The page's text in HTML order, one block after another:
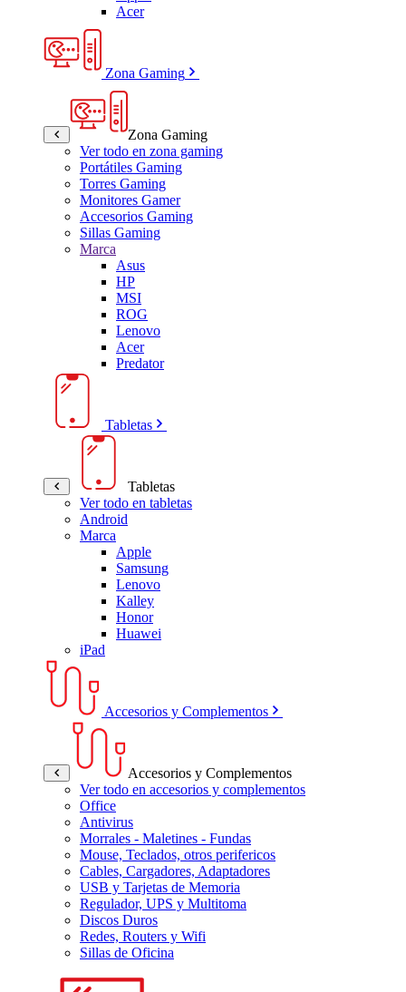
Acer
Zona Gaming
Zona Gaming
Ver todo en zona gaming
Portátiles Gaming
Torres Gaming
Monitores Gamer
Accesorios Gaming
Sillas Gaming
Marca
Asus
HP
MSI
ROG
Lenovo
Acer
Predator
Tabletas
Tabletas
Ver todo en tabletas
Android
Marca
Apple
Samsung
Lenovo
Kalley
Honor
Huawei
iPad
Accesorios y Complementos
Accesorios y Complementos
Ver todo en accesorios y complementos
Office
Antivirus
Morrales - Maletines - Fundas
Mouse, Teclados, otros perifericos
Cables, Cargadores, Adaptadores
USB y Tarjetas de Memoria
Regulador, UPS y Multitoma
Discos Duros
Redes, Routers y Wifi
Sillas de Oficina